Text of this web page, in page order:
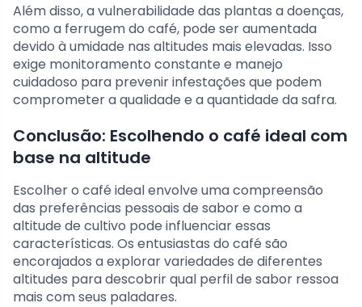
Além disso, a vulnerabilidade das plantas a doenças,
como a ferrugem do café, pode ser aumentada
devido à umidade nas altitudes mais elevadas. Isso
exige monitoramento constante e manejo
cuidadoso para prevenir infestações que podem
comprometer a qualidade e a quantidade da safra.
Conclusão: Escolhendo o café ideal com
base na altitude
Escolher o café ideal envolve uma compreensão
das preferências pessoais de sabor e como a
altitude de cultivo pode influenciar essas
características. Os entusiastas do café são
encorajados a explorar variedades de diferentes
altitudes para descobrir qual perfil de sabor ressoa
mais com seus paladares.